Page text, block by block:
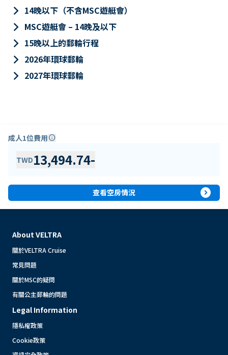
keyboard_arrow_right 14晚以下（不含MSC遊艇會）
keyboard_arrow_right MSC遊艇會 – 14晚及以下
keyboard_arrow_right 15晚以上的郵輪行程
keyboard_arrow_right 2026年環球郵輪
keyboard_arrow_right 2027年環球郵輪
成人1位費用info
TWD13,494.74-
查看空房情況 expand_circle_right
About VELTRA
關於VELTRA Cruise
常見問題
關於MSC的疑問
有關公主郵輪的問題
Legal Information
隱私權政策
Cookie政策